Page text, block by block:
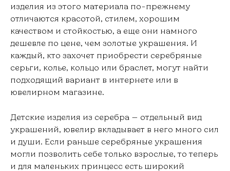
изделия из этого материала по-прежнему
отличаются красотой, стилем, хорошим
качеством и стойкостью, а еще они намного
дешевле по цене, чем золотые украшения. И
каждый, кто захочет приобрести серебряные
серьги, колье, кольцо или браслет, могут найти
подходящий вариант в интернете или в
ювелирном магазине.
Детские изделия из серебра — отдельный вид
украшений, ювелир вкладывает в него много сил
и души. Если раньше серебряные украшения
могли позволить себе только взрослые, то теперь
и для маленьких принцесс есть широкий